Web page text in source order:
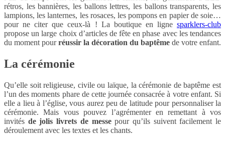
rétros, les bannières, les ballons lettres, les ballons transparents, les
lampions, les lanternes, les rosaces, les pompons en papier de soie…
pour ne citer que ceux-là ! La boutique en ligne sparklers-club
propose un large choix d’articles de fête en phase avec les tendances
du moment pourréussir la décoration du baptême de votre enfant.
La cérémonie
Qu’elle soit religieuse, civile ou laïque, la cérémonie de baptême est
l’un des moments phare de cette journée consacrée à votre enfant. Si
elle a lieu à l’église, vous aurez peu de latitude pour personnaliser la
cérémonie. Mais vous pouvez l’agrémenter en remettant à vos
invités de jolis livrets de messepour qu’ils suivent facilement le
déroulement avec les textes et les chants.